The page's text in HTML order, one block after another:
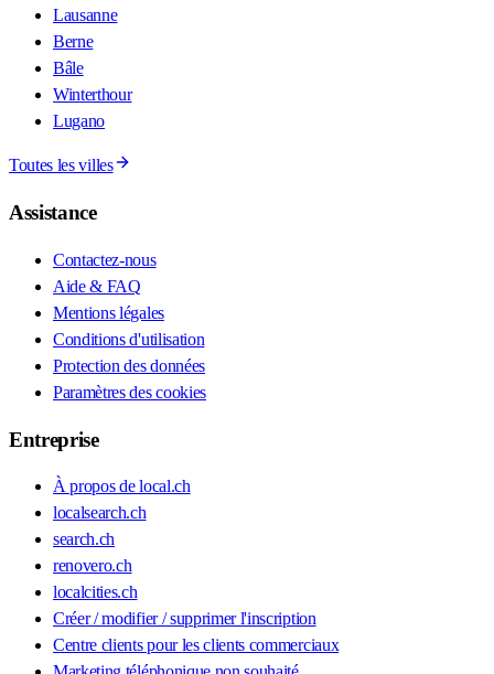
Lausanne
Berne
Bâle
Winterthour
Lugano
Toutes les villes
Assistance
Contactez-nous
Aide & FAQ
Mentions légales
Conditions d'utilisation
Protection des données
Paramètres des cookies
Entreprise
À propos de local.ch
localsearch.ch
search.ch
renovero.ch
localcities.ch
Créer / modifier / supprimer l'inscription
Centre clients pour les clients commerciaux